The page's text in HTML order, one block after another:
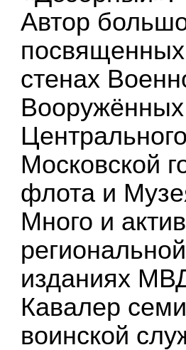
Автор
стенах
Московской
флота и
Много и
изданиях
Кавалер
воинской